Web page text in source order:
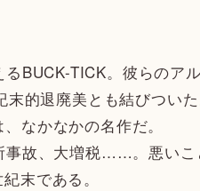
BUCK-TICK。彼らのア
的退廃美とも結びついた
なかなかの名作だ。
事故、大増税……。悪いこ
末である。